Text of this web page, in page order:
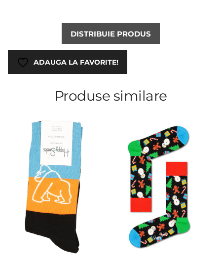
DISTRIBUIE PRODUS
ADAUGA LA FAVORITE!
Produse similare